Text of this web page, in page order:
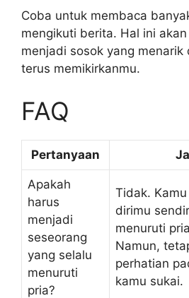
Coba untuk membaca
mengikuti berita. Hal ini
menjadi sosok yang menarik
terus memikirkanmu.
FAQ
Pertanyaan
Apakah
harus
menjadi
seseorang
yang selalu
menuruti
pria?
Tidak.
dirimu
menuruti
Namun,
perhatian
kamu sukai.